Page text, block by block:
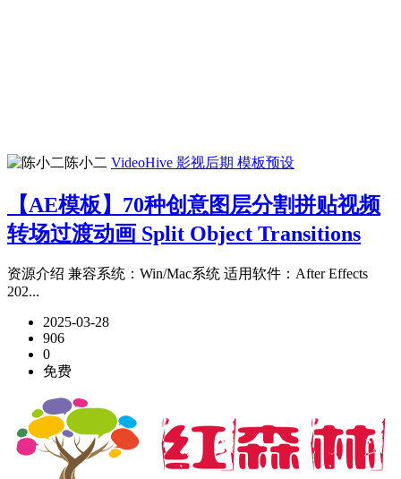
陈小二 VideoHive 影视后期 模板预设
【AE模板】70种创意图层分割拼贴视频
转场过渡动画 Split Object Transitions
资源介绍 兼容系统：Win/Mac系统 适用软件：After Effects
202...
2025-03-28
906
0
免费